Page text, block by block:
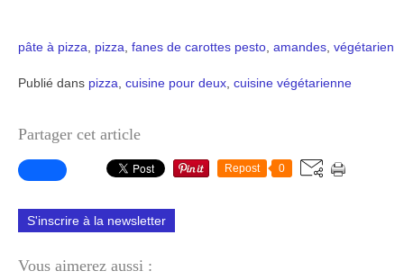
pâte à pizza pizza fanes de carottes pesto amandes végétarien
Publié dans pizza cuisine pour deux cuisine végétarienne
Partager cet article
Repost 0
S'inscrire à la newsletter
Vous aimerez aussi :